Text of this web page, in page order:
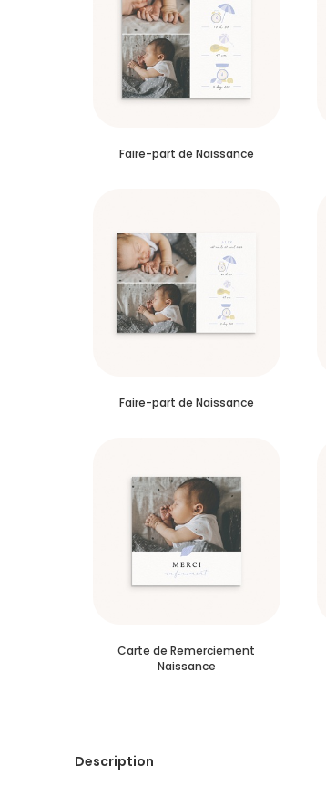
Description
Faire-part de Naissance
Faire-part de Naissance
Carte de Remerciement
Naissance